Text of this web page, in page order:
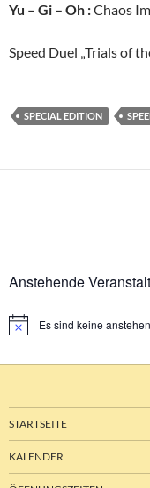
Yu – Gi – Oh :Chaos
Speed Duel „Trials of
SPECIAL EDITION
Anstehende
HinweisEs sind keine
STARTSEITE
KALENDER